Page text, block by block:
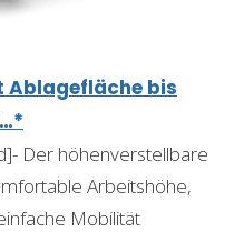
Ablagefläche bis
Der höhenverstellbare
Arbeitshöhe,
Mobilität